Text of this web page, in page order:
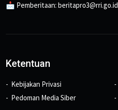
📩 Pemberitaan: beritapro3@rri.go.id
Ketentuan
Kebijakan Privasi
Pedoman Media Siber